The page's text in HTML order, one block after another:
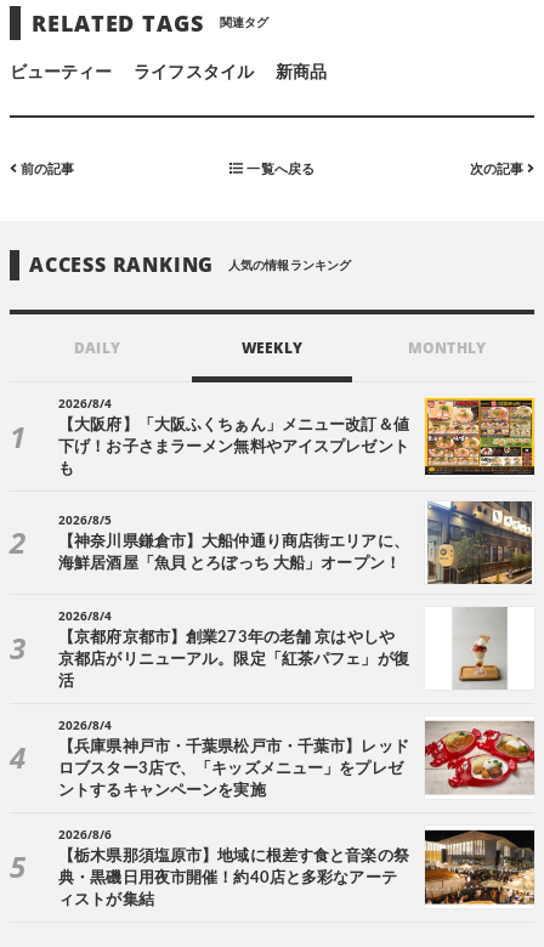
RELATED TAGS 関連タグ
ビューティー ライフスタイル 新商品
前の記事 一覧へ戻る 次の記事
ACCESS RANKING 人気の情報ランキング
DAILY WEEKLY MONTHLY
2026/8/4
【大阪府】「大阪ふくちぁん」メニュー改訂＆値
下げ！お子さまラーメン無料やアイスプレゼント
も
2026/8/5
【神奈川県鎌倉市】大船仲通り商店街エリアに、
海鮮居酒屋「魚貝 とろぼっち 大船」オープン！
2026/8/4
【京都府京都市】創業273年の老舗 京はやしや
京都店がリニューアル。限定「紅茶パフェ」が復
活
2026/8/4
【兵庫県神戸市・千葉県松戸市・千葉市】レッド
ロブスター3店で、「キッズメニュー」をプレゼ
ントするキャンペーンを実施
2026/8/6
【栃木県那須塩原市】地域に根差す食と音楽の祭
典・黒磯日用夜市開催！約40店と多彩なアーテ
ィストが集結